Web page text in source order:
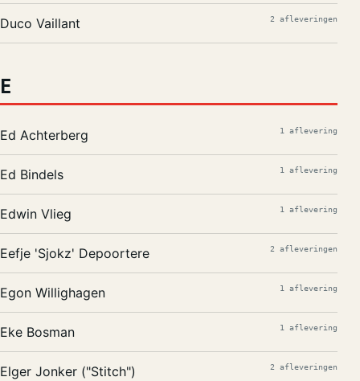
Duco Vaillant 2 afleveringen
E
Ed Achterberg 1 aflevering
Ed Bindels 1 aflevering
Edwin Vlieg 1 aflevering
Eefje 'Sjokz' Depoortere 2 afleveringen
Egon Willighagen 1 aflevering
Eke Bosman 1 aflevering
Elger Jonker ("Stitch") 2 afleveringen